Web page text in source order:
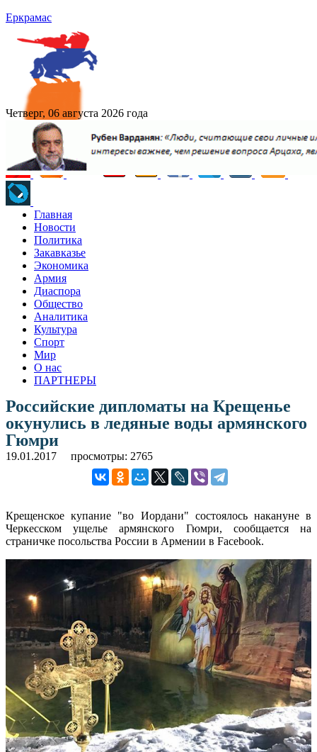
Еркрамас
Четверг, 06 августа 2026 года
Главная
Новости
Политика
Закавказье
Экономика
Армия
Диаспора
Общество
Аналитика
Культура
Спорт
Мир
О нас
ПАРТНЕРЫ
Российские дипломаты на Крещенье
окунулись в ледяные воды армянского
Гюмри
19.01.2017 просмотры: 2765
Крещенское купание "во Иордани" состоялось накануне в
Черкесском ущелье армянского Гюмри, сообщается на
страничке посольства России в Армении в Facebook.